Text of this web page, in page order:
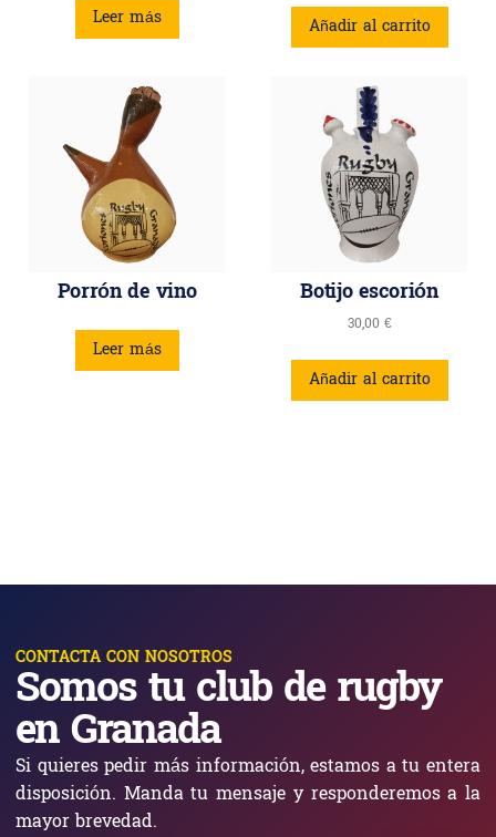
Leer más Añadir al carrito
Porrón de vino
Leer más
Botijo escorión
30,00 €
Añadir al carrito
CONTACTA CON NOSOTROS
Somos tu club de rugby
en Granada
Si quieres pedir más información, estamos a tu entera
disposición. Manda tu mensaje y responderemos a la
mayor brevedad.